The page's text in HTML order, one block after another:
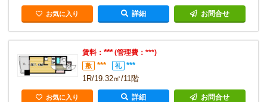
お気に入り 詳細 お問合せ
賃料： ***(管理費：***)
敷 *** 礼
***
1R/19.32㎡/11階
お気に入り 詳細 お問合せ